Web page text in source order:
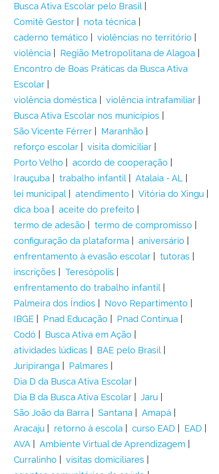
Busca Ativa Escolar pelo Brasil
Comitê Gestor
nota técnica
caderno temático
violências no território
violência
Região Metropolitana de Alagoa
Encontro de Boas Práticas da Busca Ativa
Escolar
violência doméstica
violência intrafamiliar
Busca Ativa Escolar nos municípios
São Vicente Férrer
Maranhão
reforço escolar
visita domiciliar
Porto Velho
acordo de cooperação
Irauçuba
trabalho infantil
Atalaia - AL
lei municipal
atendimento
Vitória do Xingu
dica boa
aceite do prefeito
termo de adesão
termo de compromisso
configuração da plataforma
aniversário
enfrentamento à evasão escolar
tutoras
inscrições
Teresópolis
enfrentamento do trabalho infantil
Palmeira dos Índios
Novo Repartimento
IBGE
Pnad Educação
Pnad Contínua
Codó
Busca Ativa em Ação
atividades lúdicas
BAE pelo Brasil
Juripiranga
Palmares
Dia D da Busca Ativa Escolar
Dia B da Busca Ativa Escolar
Jaru
São João da Barra
Santana
Amapá
Aracaju
retorno à escola curso EAD
EAD
AVA
Ambiente Virtual de Aprendizagem
Curralinho
visitas domiciliares